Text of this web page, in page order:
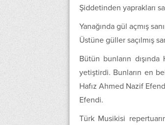
Şiddetinden yaprakları
Yanağında gül açmış
Üstüne güller saçılmış
Bütün bunların
yetiştirdi. Bunların en
Hafız Ahmed Nazif
Efendi.
Türk Musikisi